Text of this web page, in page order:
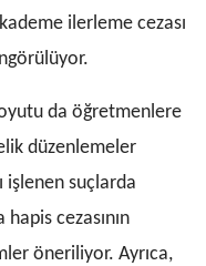
ilerleme cezası
da öğretmenlere
düzenlemeler
işlenen suçlarda
hapis cezasının
öneriliyor. Ayrıca,